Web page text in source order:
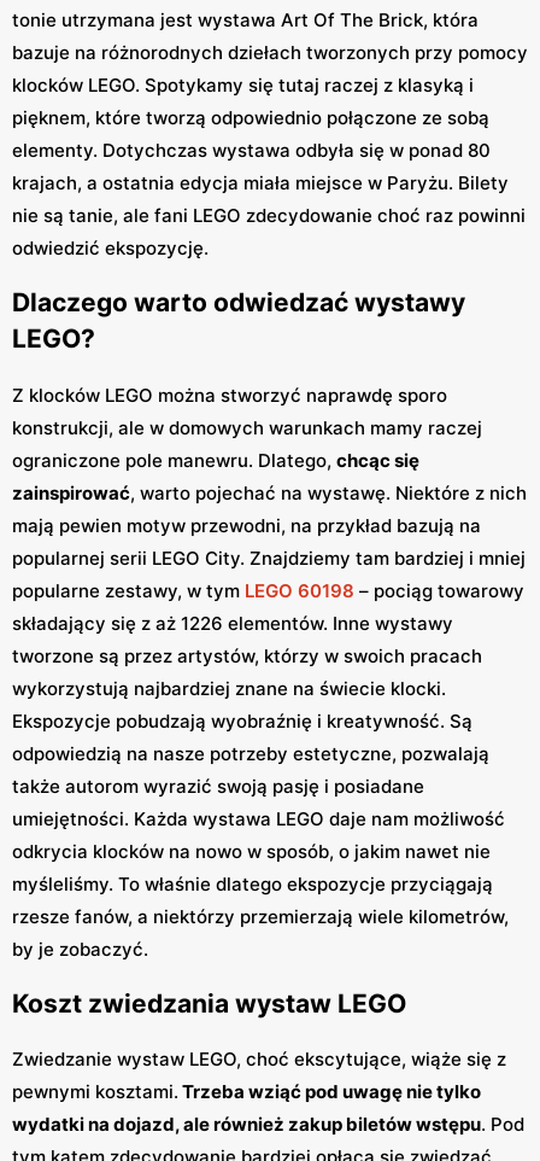
tonie utrzymana jest wystawa Art Of The Brick, która
bazuje na różnorodnych dziełach tworzonych przy pomocy
klocków LEGO. Spotykamy się tutaj raczej z klasyką i
pięknem, które tworzą odpowiednio połączone ze sobą
elementy. Dotychczas wystawa odbyła się w ponad 80
krajach, a ostatnia edycja miała miejsce w Paryżu. Bilety
nie są tanie, ale fani LEGO zdecydowanie choć raz powinni
odwiedzić ekspozycję.
Dlaczego warto odwiedzać wystawy
LEGO?
Z klocków LEGO można stworzyć naprawdę sporo
konstrukcji, ale w domowych warunkach mamy raczej
ograniczone pole manewru. Dlatego, chcąc się
zainspirować, warto pojechać na wystawę. Niektóre z nich
mają pewien motyw przewodni, na przykład bazują na
popularnej serii LEGO City. Znajdziemy tam bardziej i mniej
popularne zestawy, w tym LEGO 60198 – pociąg towarowy
składający się z aż 1226 elementów. Inne wystawy
tworzone są przez artystów, którzy w swoich pracach
wykorzystują najbardziej znane na świecie klocki.
Ekspozycje pobudzają wyobraźnię i kreatywność. Są
odpowiedzią na nasze potrzeby estetyczne, pozwalają
także autorom wyrazić swoją pasję i posiadane
umiejętności. Każda wystawa LEGO daje nam możliwość
odkrycia klocków na nowo w sposób, o jakim nawet nie
myśleliśmy. To właśnie dlatego ekspozycje przyciągają
rzesze fanów, a niektórzy przemierzają wiele kilometrów,
by je zobaczyć.
Koszt zwiedzania wystaw LEGO
Zwiedzanie wystaw LEGO, choć ekscytujące, wiąże się z
pewnymi kosztami. Trzeba wziąć pod uwagę nie tylko
wydatki na dojazd, ale również zakup biletów wstępu. Pod